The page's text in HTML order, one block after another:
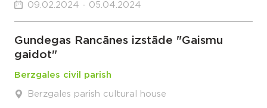
09.02.2024 - 05.04.2024
Gundegas Rancānes izstāde "Gaismu
gaidot"
Berzgales civil parish
Berzgales parish cultural house